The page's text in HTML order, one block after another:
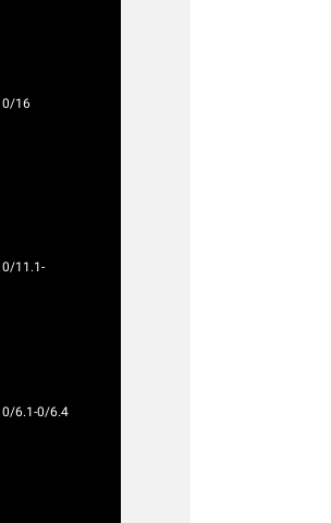
0/16
0/11.1-
0/6.1-0/6.4